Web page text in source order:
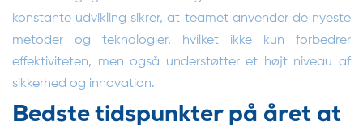
konstante udvikling sikrer, at teamet anvender de nyeste
metoder og teknologier, hvilket ikke kun forbedrer
effektiviteten, men også understøtter et højt niveau af
sikkerhed og innovation.
Bedste tidspunkter på året at